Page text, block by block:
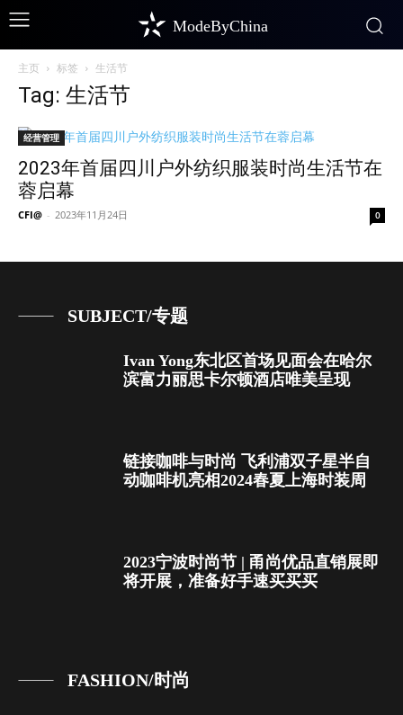
ModeByChina
主页 标签 生活节
Tag: 生活节
经营管理
2023年首届四川户外纺织服装时尚生活节在
蓉启幕
CFI@ - 2023年11月24日 0
SUBJECT/专题
Ivan Yong东北区首场见面会在哈尔
滨富力丽思卡尔顿酒店唯美呈现
链接咖啡与时尚 飞利浦双子星半自
动咖啡机亮相2024春夏上海时装周
2023宁波时尚节 | 甬尚优品直销展即
将开展，准备好手速买买买
FASHION/时尚